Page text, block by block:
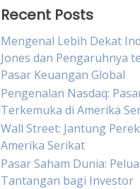
Recent Posts
Mengenal Lebih Dekat
Jones dan Pengaruhnya
Pasar Keuangan Global
Pengenalan Nasdaq:
Terkemuka di Amerika
Wall Street: Jantung
Amerika Serikat
Pasar Saham Dunia:
Tantangan bagi Investor